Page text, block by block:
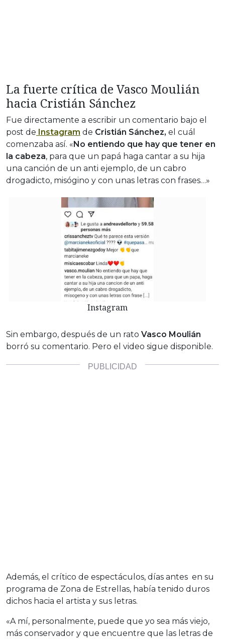
La fuerte crítica de Vasco Moulián
hacia Cristián Sánchez
Fue directamente a escribir un comentario bajo el
post de Instagram de Cristián Sánchez, el cuál
comenzaba así. « No entiendo que hay que tener en
la cabeza, para que un papá haga cantar a su hija
una canción de un anti ejemplo, de un cabro
drogadicto, misógino y con unas letras con frases…»
Instagram
Sin embargo, después de un rato Vasco Moulián
borró su comentario. Pero el video sigue disponible.
Además, el crítico de espectáculos, días antes en su
programa de Zona de Estrellas, había tenido duros
dichos hacia el artista y sus letras.
«A mí, personalmente, puede que yo sea más viejo,
más conservador y que encuentre que las letras de